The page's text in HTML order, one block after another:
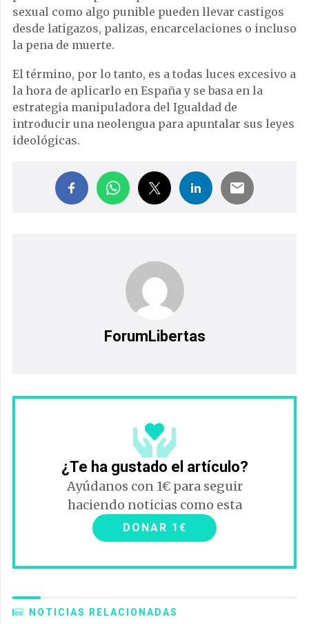
sexual como algo punible pueden llevar castigos
desde latigazos, palizas, encarcelaciones o incluso
la pena de muerte.
El término, por lo tanto, es a todas luces excesivo a
la hora de aplicarlo en España y se basa en la
estrategia manipuladora del Igualdad de
introducir una neolengua para apuntalar sus leyes
ideológicas.
ForumLibertas
¿Te ha gustado el artículo?
Ayúdanos con 1€ para seguir
haciendo noticias como esta
DONAR 1€
NOTICIAS RELACIONADAS